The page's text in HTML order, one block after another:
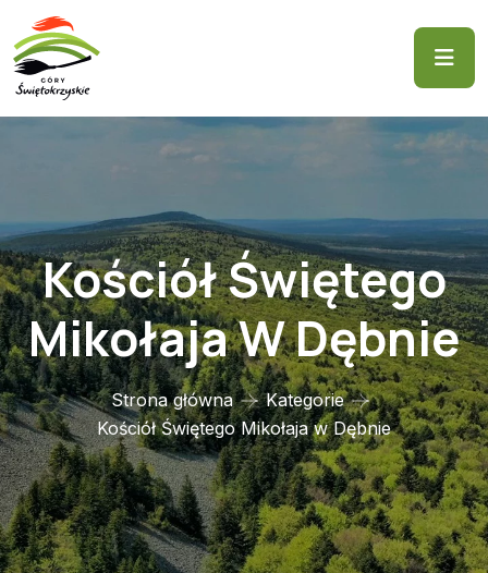
Kościół Świętego
Mikołaja W Dębnie
Strona główna
Kategorie
Kościół Świętego Mikołaja w Dębnie